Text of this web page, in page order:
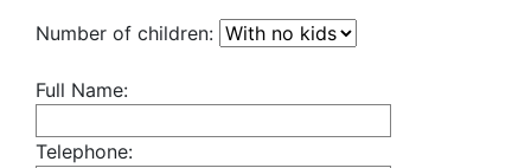
Number of children:
Full Name:
Telephone: